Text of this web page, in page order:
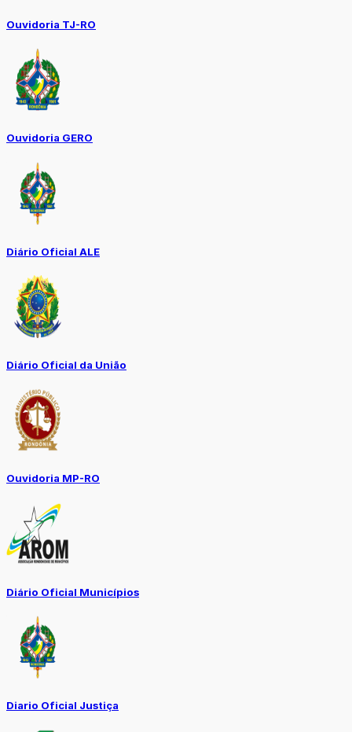
Ouvidoria TJ-RO
Ouvidoria GERO
Diário Oficial ALE
Diário Oficial da União
Ouvidoria MP-RO
Diário Oficial Municípios
Diario Oficial Justiça